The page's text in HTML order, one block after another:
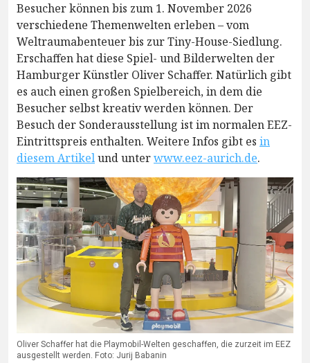
Besucher können bis zum 1. November 2026
verschiedene Themenwelten erleben – vom
Weltraumabenteuer bis zur Tiny-House-Siedlung.
Erschaffen hat diese Spiel- und Bilderwelten der
Hamburger Künstler Oliver Schaffer. Natürlich gibt
es auch einen großen Spielbereich, in dem die
Besucher selbst kreativ werden können. Der
Besuch der Sonderausstellung ist im normalen EEZ-
Eintrittspreis enthalten. Weitere Infos gibt es in
diesem Artikelund unterwww.eez-aurich.de.
Oliver Schaffer hat die Playmobil-Welten geschaffen, die zurzeit im EEZ
ausgestellt werden. Foto: Jurij Babanin